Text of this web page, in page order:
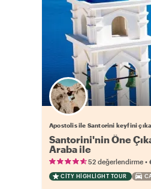
Apostolis ile Santorini keyfini
Santorini'nin Öne
Araba ile
52 değerlendirme •
CITY HIGHLIGHT TOUR